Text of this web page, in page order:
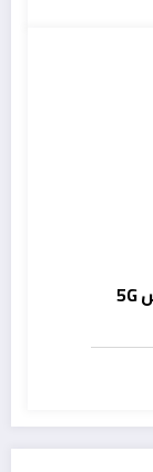
المغرب يستخدم شبكة الجيل الخامس 5G